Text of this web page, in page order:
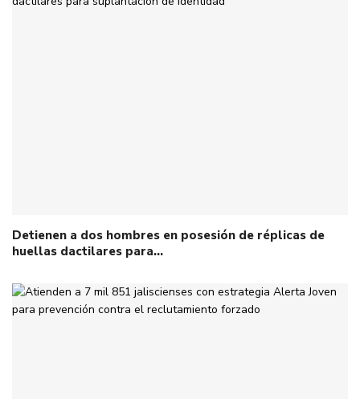
Detienen a dos hombres en posesión de réplicas de
huellas dactilares para…